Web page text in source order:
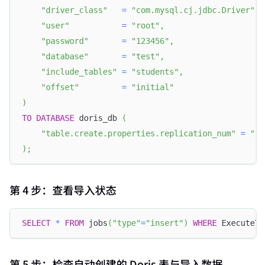
"driver_class"
= "com.mysql.cj.jdbc.Driver"
"user"
= "root" ,
"password"
= "123456" ,
"database"
= "test" ,
"include_tables"
= "students" ,
"offset"
=
"initial"
)
TO DATABASE doris_db
(
"table.create.properties.replication_num"
=
"1"
) ;
第 4 步：查看导入状态
SELECT * FROM jobs ( "type"="insert" ) WHERE